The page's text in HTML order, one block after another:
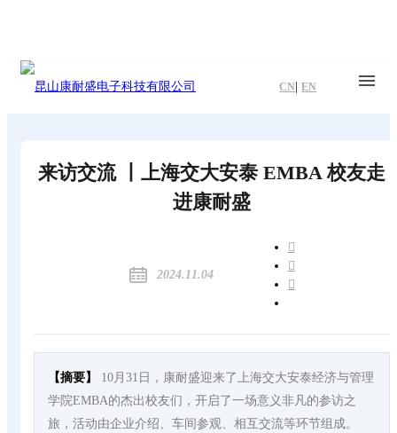
CN |EN
来访交流 丨上海交大安泰 EMBA 校友走
进康耐盛
2024.11.04
【摘要】
10月31日，康耐盛迎来了上海交大安泰经济与管理
学院EMBA的杰出校友们，开启了一场意义非凡的参访之
旅，活动由企业介绍、车间参观、相互交流等环节组成。